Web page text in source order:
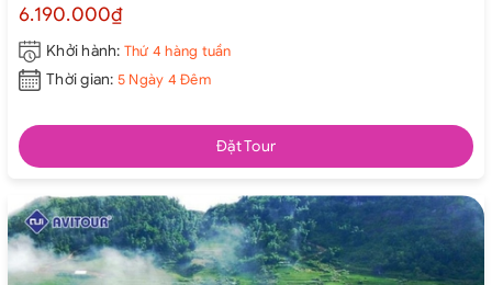
6.190.000₫
Khởi hành: Thứ 4 hàng tuần
Thời gian: 5 Ngày 4 Đêm
Đặt Tour